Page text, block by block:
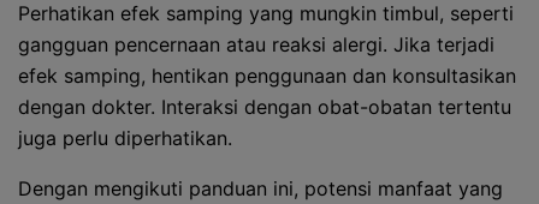
Perhatikan efek samping yang mungkin timbul, seperti
gangguan pencernaan atau reaksi alergi. Jika terjadi
efek samping, hentikan penggunaan dan konsultasikan
dengan dokter. Interaksi dengan obat-obatan tertentu
juga perlu diperhatikan.
Dengan mengikuti panduan ini, potensi manfaat yang